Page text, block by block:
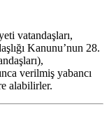
vatandaşları,
Kanunu’nun 28.
verilmiş yabancı
alabilirler.